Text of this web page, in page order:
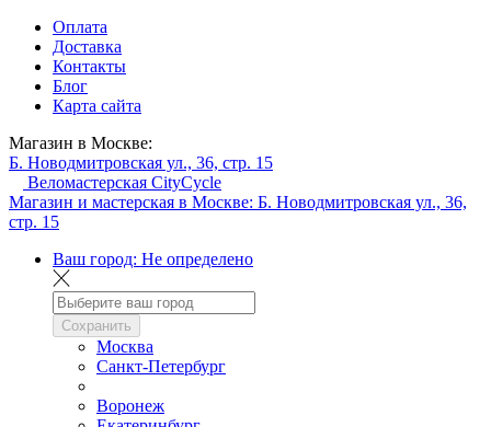
Оплата
Доставка
Контакты
Блог
Карта сайта
Магазин в Москве:
Б. Новодмитровская ул., 36, стр. 15
Веломастерская CityCycle
Магазин и мастерская в Москве: Б. Новодмитровская ул., 36,
стр. 15
Ваш город: Не определено
Сохранить
Москва
Санкт-Петербург
Воронеж